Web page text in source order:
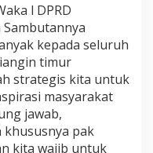
l DPRD
kepada seluruh
timur
strategis kita untuk
masyarakat
jawab,
pak
kita wajib untuk